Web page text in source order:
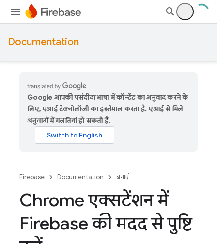
Documentation
Google आपकी पसंदीदा भाषा में कॉन्टेंट का अनुवाद करने के
लिए, एआई टेक्नोलॉजी का इस्तेमाल करता है. एआई से मिले
अनुवादों में गलतियां हो सकती हैं.
Firebase Documentation बनाएं
Chrome एक्सटेंशन में
Firebase की मदद से पुष्टि